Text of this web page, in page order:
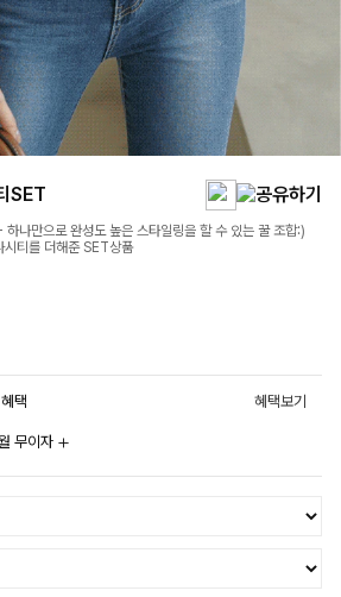
SET
나만으로 완성도 높은 스타일링을 할 수 있는 꿀 조합:)
시티를 더해준 SET상품
택 혜택보기
무이자